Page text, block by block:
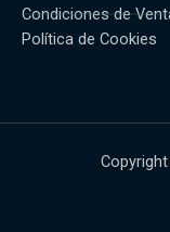
Condiciones de
Política de Cookies